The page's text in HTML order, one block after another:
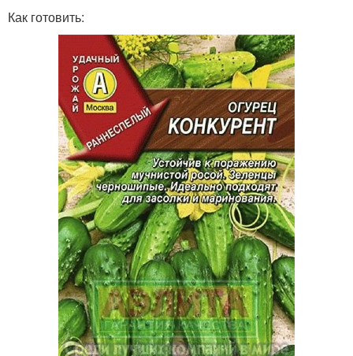
Как готовить: